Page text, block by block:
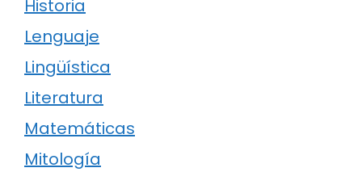
Historia
Lenguaje
Lingüística
Literatura
Matemáticas
Mitología